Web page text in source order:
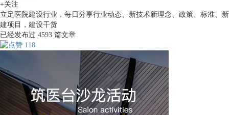
+关注
立足医院建设行业，每日分享行业动态、新技术新理念、政策、标准、新
建项目，建设干货
已经发布过 4593 篇文章
118